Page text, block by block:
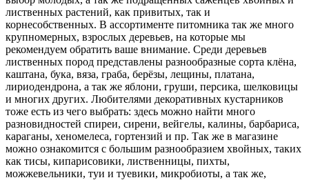
лиственных растений, как привитых, так и
корнесобственных. В ассортименте питомника так же много
крупномерных, взрослых деревьев, на которые мы
рекомендуем обратить ваше внимание. Среди деревьев
лиственных пород представлены разнообразные сорта клёна,
каштана, бука, вяза, граба, берёзы, лещины, платана,
лириодендрона, а так же яблони, груши, персика, шелковицы
и многих других. Любителями декоративных кустарников
тоже есть из чего выбрать: здесь можно найти много
разновидностей спиреи, сирени, вейгелы, калины, барбариса,
караганы, хеномелеса, гортензий и пр. Так же в магазине
можно ознакомится с большим разнообразием хвойных, таких
как тисы, кипарисовики, лиственницы, пихты,
можжевельники, туи и туевики, микробиоты, а так же,